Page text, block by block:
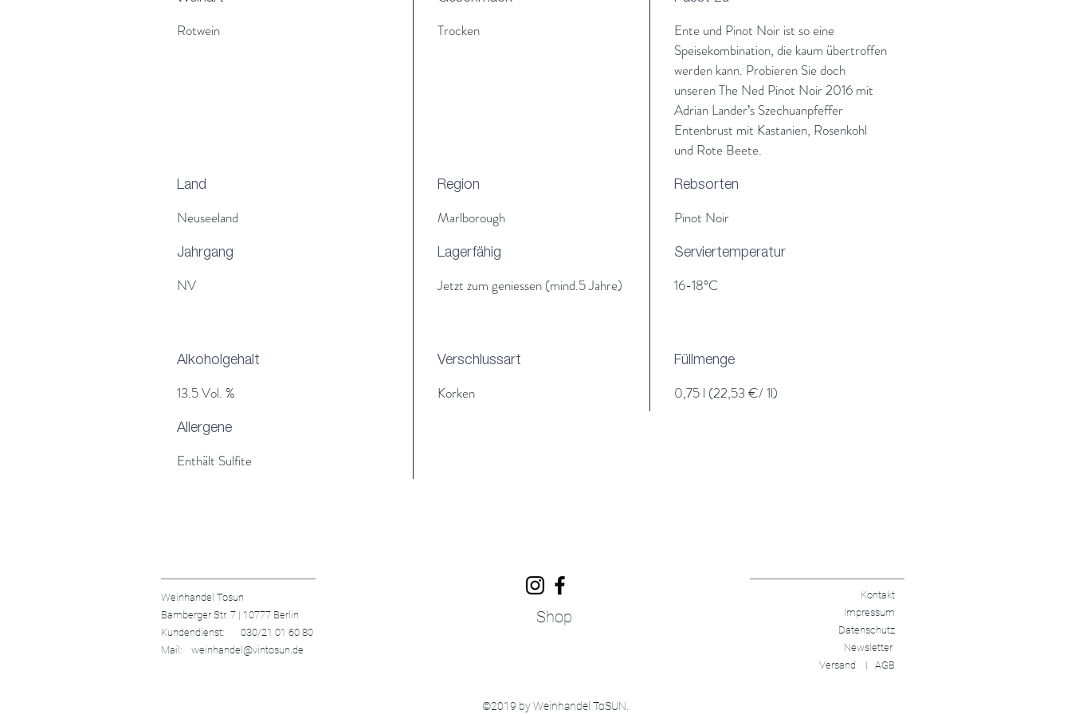
Rotwein Trocken
Ente und Pinot Noir ist so eine
Speisekombination, die kaum übertroffen
werden kann. Probieren Sie doch
unseren The Ned Pinot Noir 2016 mit
Adrian Lander’s Szechuanpfeffer
Entenbrust mit Kastanien, Rosenkohl
und Rote Beete.
Land
Neuseeland
Region
Marlborough
Rebsorten
Pinot Noir
Jahrgang
NV
Lagerfähig
Jetzt zum geniessen (mind.5 Jahre)
Serviertemperatur
16-18°C
Alkoholgehalt
13.5 Vol. %
Verschlussart
Korken
Füllmenge
0,75 l (22,53 €/ 1l)
Allergene
Enthält Sulfite
Weinhandel Tosun
Bamberger Str. 7 | 10777 Berlin
Kundendienst: 030/21 01 60 80
Mail: weinhandel@vintosun.de
Shop
Kontakt
Impressum
Datenschutz
Newsletter
Versand | AGB
©2019 by Weinhandel ToSUN.